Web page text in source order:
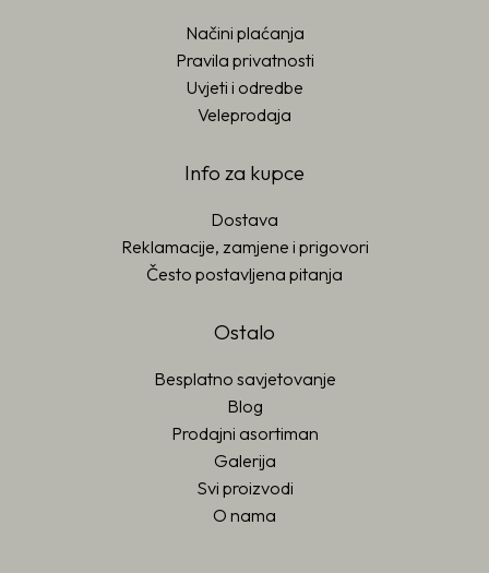
Načini plaćanja
Pravila privatnosti
Uvjeti i odredbe
Veleprodaja
Info za kupce
Dostava
Reklamacije, zamjene i prigovori
Često postavljena pitanja
Ostalo
Besplatno savjetovanje
Blog
Prodajni asortiman
Galerija
Svi proizvodi
O nama